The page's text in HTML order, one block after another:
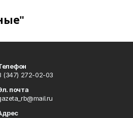
(347) 272-02-03
почта